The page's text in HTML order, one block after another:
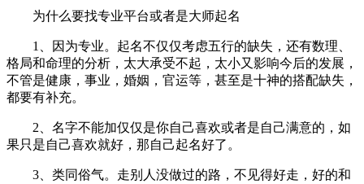
为什么要找专业平台或者是大师起名
1、因为专业。起名不仅仅考虑五行的缺失，还有数理、
格局和命理的分析，太大承受不起，太小又影响今后的发展，
不管是健康，事业，婚姻，官运等，甚至是十神的搭配缺失，
都要有补充。
2、名字不能加仅仅是你自己喜欢或者是自己满意的，如
果只是自己喜欢就好，那自己起名好了。
3、类同俗气。走别人没做过的路，不见得好走，好的和